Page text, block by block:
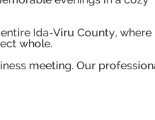
Ida-Viru County, where
whole.
meeting. Our